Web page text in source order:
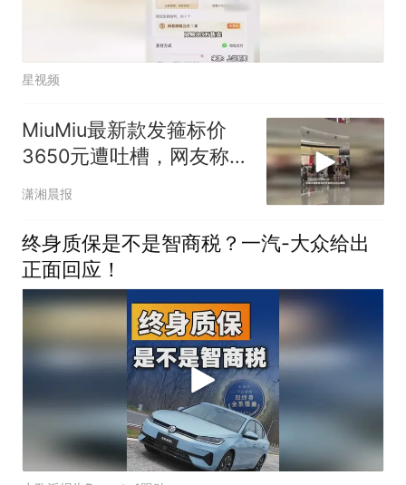
星视频
MiuMiu最新款发箍标价
3650元遭吐槽，网友称是
“钢丝发箍包个脚”，客服
潇湘晨报
终身质保是不是智商税？一汽-大众给出
正面回应！